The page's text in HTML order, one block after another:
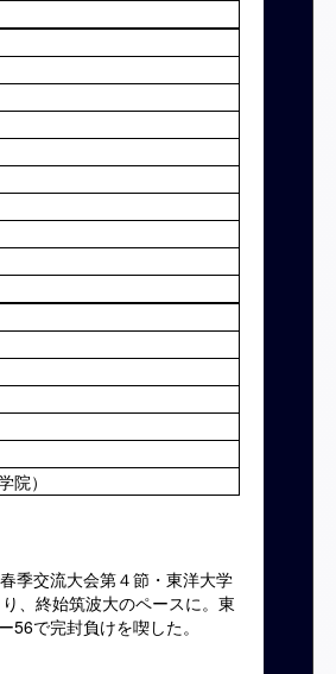
院）
季交流大会第４節・東洋大学
、終始筑波大のペースに。東
で完封負けを喫した。